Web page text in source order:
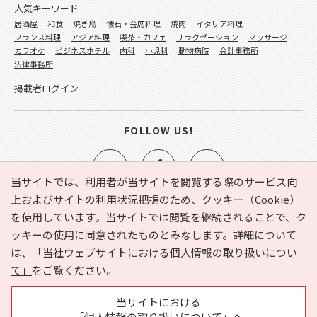
当サイトでは、利用者が当サイトを閲覧する際のサービス向
上およびサイトの利用状況把握のため、クッキー（Cookie）
を使用しています。当サイトでは閲覧を継続されることで、ク
ッキーの使用に同意されたものとみなします。詳細について
は、
「当社ウェブサイトにおける個人情報の取り扱いについ
て」 をご覧ください。
当サイトにおける
e-NAVITA（イーナビタ）とは？ お気に入り
ヘルプ
利用規約
個人情報の取り扱いについて
運営会社
サイトマップ
広告掲載に関するお問い合わせ
人気キーワード
居酒屋 和食 焼き鳥 懐石・会席料理 焼肉
イタリア料理
フランス料理
アジア料理 喫茶・カフェ リラクゼーション
マッサージ
カラオケ
ビジネスホテル 内科 小児科 動物病院
会計事務所
法律事務所
掲載者ログイン
FOLLOW US!